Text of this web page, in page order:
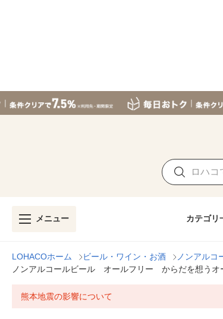
メニュー カテゴリ
LOHACOホーム ビール・ワイン・お酒 ノンアルコ
ノンアルコールビール オールフリー からだを想
熊本地震の影響について